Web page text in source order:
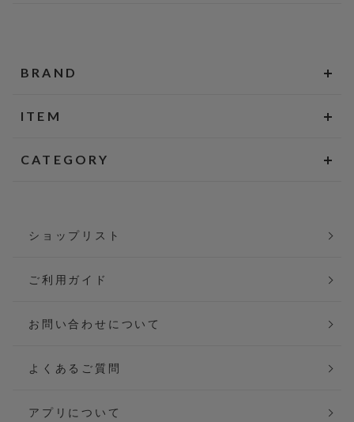
BRAND
ITEM
CATEGORY
ショップリスト
ご利用ガイド
お問い合わせについて
よくあるご質問
アプリについて